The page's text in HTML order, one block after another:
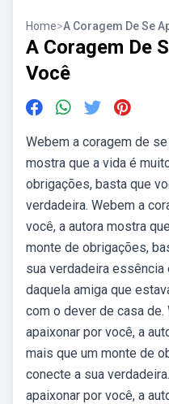
Home>A Coragem De Se
A Coragem De
Você
Webem a coragem de
mostra que a vida é
obrigações, basta que
verdadeira. Webem a
você, a autora mostra
monte de obrigações,
sua verdadeira essência
daquela amiga que
com o dever de casa
apaixonar por você, a
mais que um monte de
conecte a sua
apaixonar por você, a